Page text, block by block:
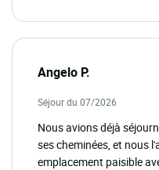
Angelo P.
Séjour du 07/2026
Nous avions déjà
ses cheminées, et nous
emplacement paisible